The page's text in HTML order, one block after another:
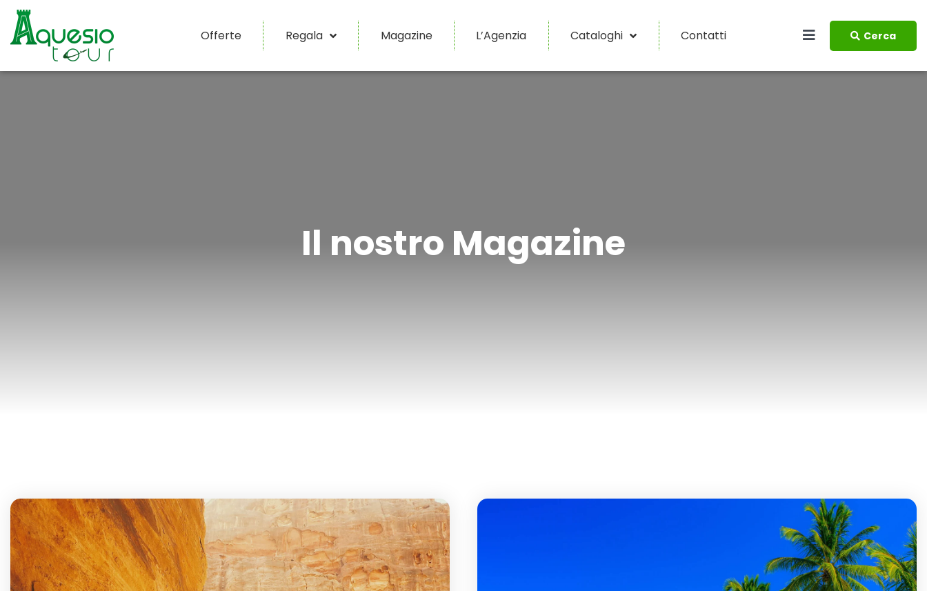
Offerte Regala Magazine L’Agenzia Cataloghi Contatti Cerca
Il nostro Magazine